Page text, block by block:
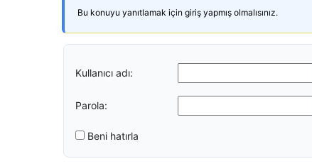
Bu konuyu yanıtlamak için giriş yapmış olmalısınız.
Kullanıcı adı:
Parola:
Beni hatırla